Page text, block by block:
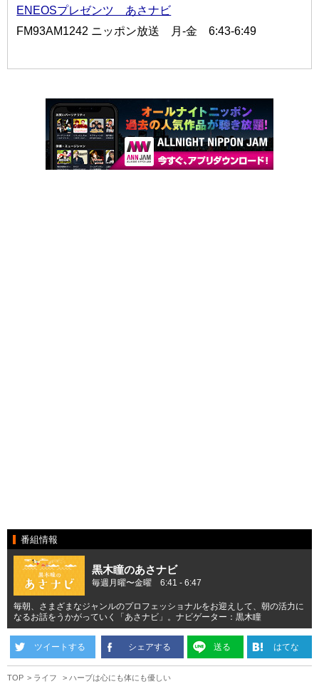
ENEOSプレゼンツ あさナビ
FM93AM1242 ニッポン放送 月-金 6:43-6:49
番組情報
黒木瞳のあさナビ
毎週月曜〜金曜 6:41 - 6:47
毎朝、さまざまなジャンルのプロフェッショナルをお迎えして、朝の活力に
なるお話をうかがっていく「あさナビ」。ナビゲーター：黒木瞳
ツイートする シェアする 送る はてな
TOP ライフ ハーブは心にも体にも優しい